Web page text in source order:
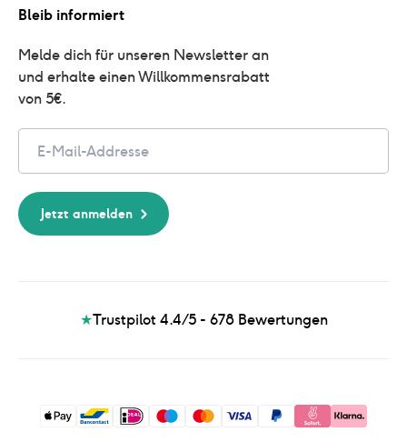
Bleib informiert
Melde dich für unseren Newsletter an
und erhalte einen Willkommensrabatt
von 5€.
Jetzt anmelden
★Trustpilot 4.4/5 - 678 Bewertungen